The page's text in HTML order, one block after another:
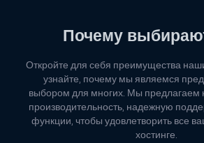
Почему
Откройте для себя преимущества
узнайте, почему мы являемся
выбором для многих. Мы предлагаем
производительность, надежную
функции, чтобы удовлетворить все
хостинге.